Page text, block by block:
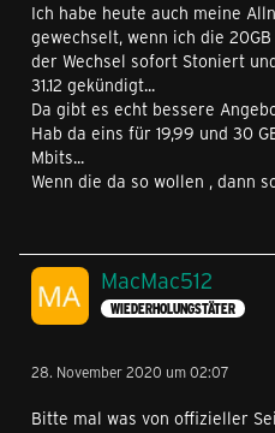
Ich habe heute auch meine
gewechselt, wenn ich die
der Wechsel sofort Stoniert
31.12 gekündigt...
Da gibt es echt bessere
Hab da eins für 19,99 und 30
Mbits...
Wenn die da so wollen , dann
MacMac512
WIEDERHOLUNGSTÄTER
28. November 2020 um 02:07
Bitte mal was von offizieller